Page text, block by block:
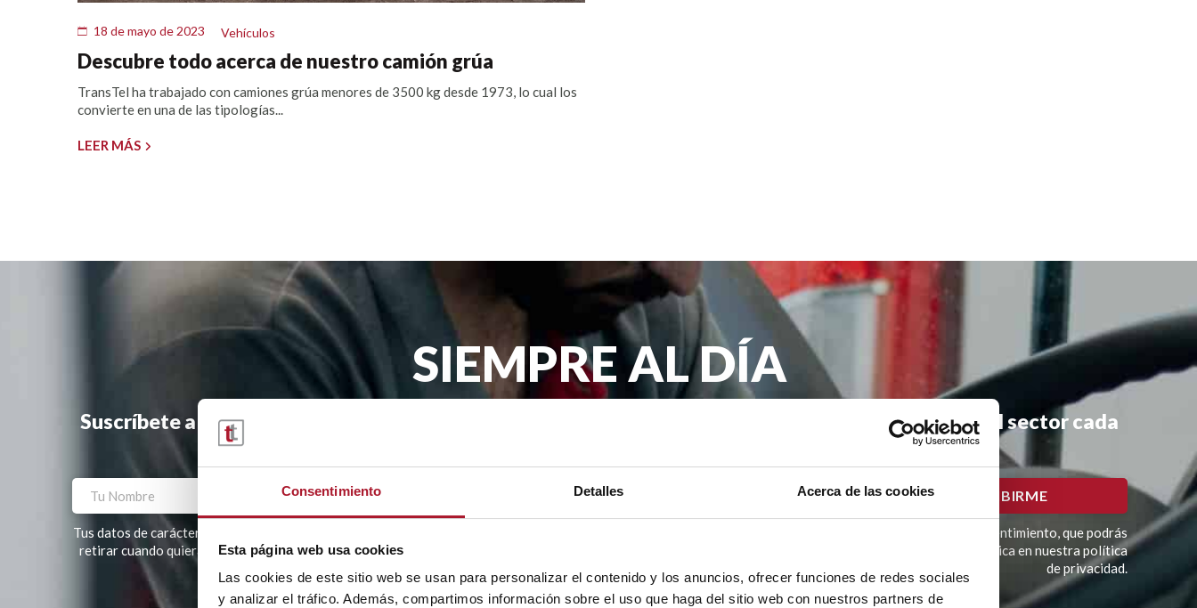
Consentimiento Detalles Acerca de las cookies
Esta página web usa cookies
Las cookies de este sitio web se usan para personalizar el contenido y los anuncios, ofrecer funciones de redes sociales
y analizar el tráfico. Además, compartimos información sobre el uso que haga del sitio web con nuestros partners de
18 de mayo de 2023 Vehículos
Descubre todo acerca de nuestro camión grúa
TransTel ha trabajado con camiones grúa menores de 3500 kg desde 1973, lo cual los
convierte en una de las tipologías...
LEER MÁS
SIEMPRE AL DÍA
Suscríbete a la newsletter y te haremos llegar la actualidad de TransTel, promociones y noticias del sector cada
Tus datos de carácter personal tratados por TRANSTEL, S.A. con la finalidad de enviarte nuestro boletín periódico. La legitimación del tratamiento es tu consentimiento, que podrás
retirar cuando quieras. Tus datos no serán cedidos a terceros. Tienes derecho a acceder, rectificar y suprimir tus datos, así como otros derechos como se explica en nuestra política
de privacidad.
Por favor, deja este campo vacío.